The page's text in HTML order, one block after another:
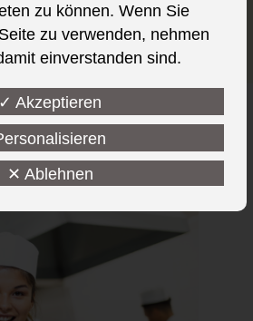
in:
zu können. Wenn Sie
zu verwenden, nehmen
einverstanden sind.
✓ Akzeptieren
✕ Ablehnen